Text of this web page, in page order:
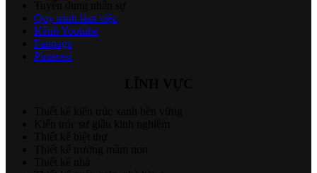
Quy trình làm việc
Kênh Youtube
Fanpage
Pinterest